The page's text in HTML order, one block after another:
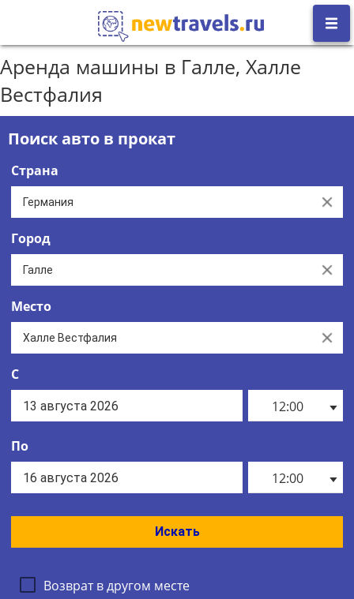
Аренда машины в Галле, Халле
Вестфалия
Поиск авто в прокат
Страна
Clear
Город
Clear
Место
Clear
С
12:00
По
12:00
Искать
Возврат в другом месте